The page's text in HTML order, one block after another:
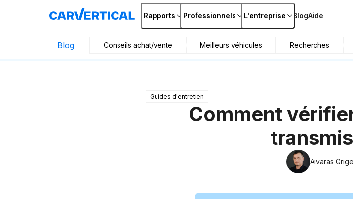
Rapports Professionnels L'entreprise BlogAide
Blog Conseils achat/vente Meilleurs véhicules Recherches
Guides d'entretien
Comment
Aivaras